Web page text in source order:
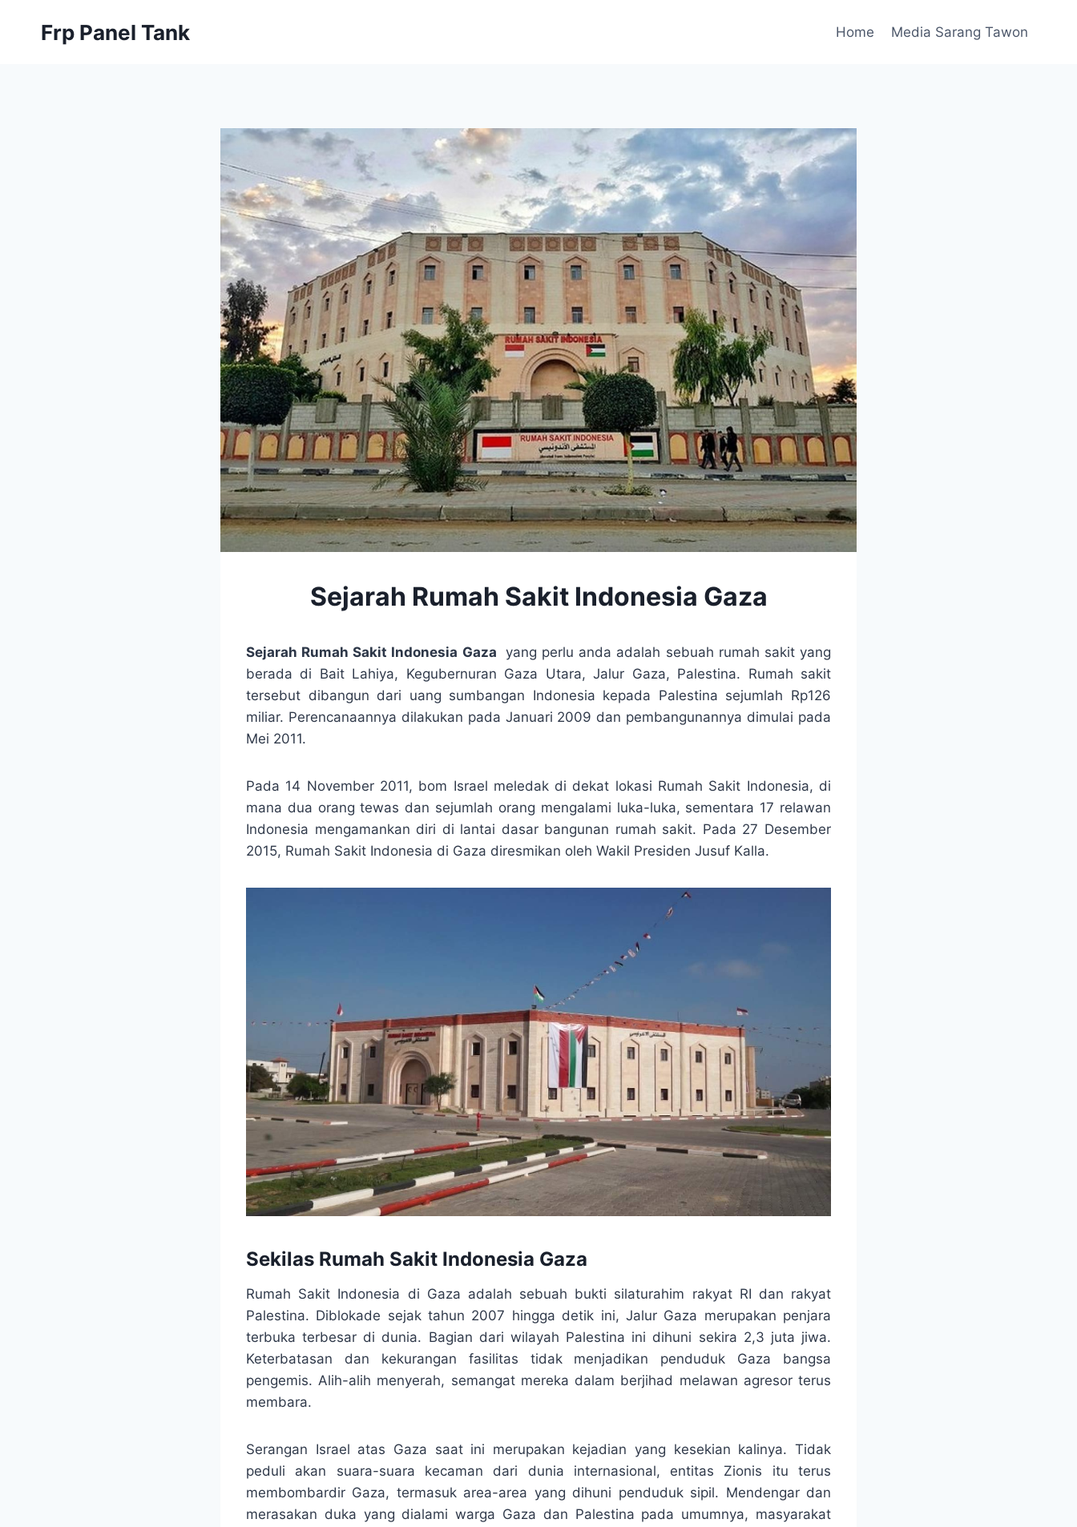
Frp Panel Tank Home Media Sarang Tawon
Sejarah Rumah Sakit Indonesia Gaza
Sejarah Rumah Sakit Indonesia Gaza yang perlu anda adalah sebuah rumah sakit yang
berada di Bait Lahiya, Kegubernuran Gaza Utara, Jalur Gaza, Palestina. Rumah sakit
tersebut dibangun dari uang sumbangan Indonesia kepada Palestina sejumlah Rp126
miliar. Perencanaannya dilakukan pada Januari 2009 dan pembangunannya dimulai pada
Mei 2011.
Pada 14 November 2011, bom Israel meledak di dekat lokasi Rumah Sakit Indonesia, di
mana dua orang tewas dan sejumlah orang mengalami luka-luka, sementara 17 relawan
Indonesia mengamankan diri di lantai dasar bangunan rumah sakit. Pada 27 Desember
2015, Rumah Sakit Indonesia di Gaza diresmikan oleh Wakil Presiden Jusuf Kalla.
Sekilas Rumah Sakit Indonesia Gaza
Rumah Sakit Indonesia di Gaza adalah sebuah bukti silaturahim rakyat RI dan rakyat
Palestina. Diblokade sejak tahun 2007 hingga detik ini, Jalur Gaza merupakan penjara
terbuka terbesar di dunia. Bagian dari wilayah Palestina ini dihuni sekira 2,3 juta jiwa.
Keterbatasan dan kekurangan fasilitas tidak menjadikan penduduk Gaza bangsa
pengemis. Alih-alih menyerah, semangat mereka dalam berjihad melawan agresor terus
membara.
Serangan Israel atas Gaza saat ini merupakan kejadian yang kesekian kalinya. Tidak
peduli akan suara-suara kecaman dari dunia internasional, entitas Zionis itu terus
membombardir Gaza, termasuk area-area yang dihuni penduduk sipil. Mendengar dan
merasakan duka yang dialami warga Gaza dan Palestina pada umumnya, masyarakat